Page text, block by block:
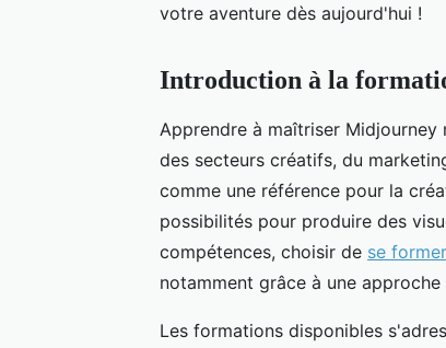
votre aventure dès aujourd'hui !
Introduction à la
Apprendre à maîtriser Midjourney
des secteurs créatifs, du
comme une référence pour la
possibilités pour produire des
compétences, choisir de se
notamment grâce à une
Les formations disponibles